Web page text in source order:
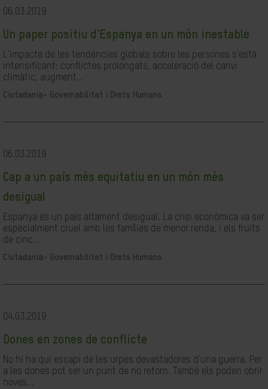
06.03.2019
Un paper positiu d'Espanya en un món inestable
L'impacte de les tendències globals sobre les persones s'està
intensificant: conflictes prolongats, acceleració del canvi
climàtic, augment...
Ciutadania- Governabilitat i Drets Humans
06.03.2019
Cap a un país més equitatiu en un món més
desigual
Espanya és un país altament desigual. La crisi econòmica va ser
especialment cruel amb les famílies de menor renda, i els fruits
de cinc...
Ciutadania- Governabilitat i Drets Humans
04.03.2019
Dones en zones de conflicte
No hi ha qui escapi de les urpes devastadores d'una guerra. Per
a les dones pot ser un punt de no retorn. També els poden obrir
noves...